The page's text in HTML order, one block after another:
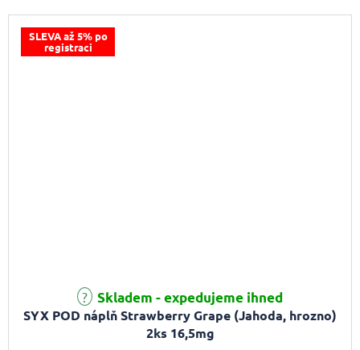
SLEVA až 5% po
registraci
SYX POD náplň Strawberry Grape (Jahoda, hrozno)
2ks 16,5mg
Skladem - expedujeme ihned